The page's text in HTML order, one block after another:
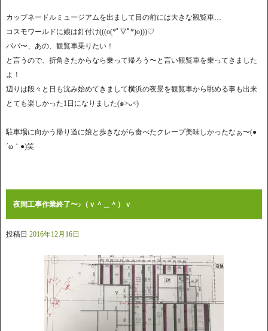
カップネードルミュージアムを出まして目の前には大きな観覧車…
コスモワールドに娘は釘付け(((o(*ﾟ▽ﾟ*)o)))♡
パパ〜、あの、観覧車乗りたい！
と言うので、折角きたからなら乗って帰ろう〜と言い観覧車を乗ってきました
よ！
辺りは段々と日も沈み始めてきまして横浜の夜景を観覧車から眺める事も出来
とても楽しかった1日になりました(๑˃̵ᴗ˂̵)
駐車場に向かう帰り道に娘と歩きながら食べたクレープ美味しかったなぁ〜(●
´ω｀●)笑
夜間工事作業終了〜♪（ｖ＾＿＾）ｖ
投稿日 2016年12月16日